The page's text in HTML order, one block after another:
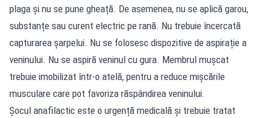
plaga și nu se pune gheață. De asemenea, nu se aplică garou,
substanțe sau curent electric pe rană. Nu trebuie încercată
capturarea șarpelui. Nu se folosesc dispozitive de aspirație a
veninului. Nu se aspiră veninul cu gura. Membrul mușcat
trebuie imobilizat într-o atelă, pentru a reduce mișcările
musculare care pot favoriza răspândirea veninului.
Șocul anafilactic este o urgență medicală și trebuie tratat